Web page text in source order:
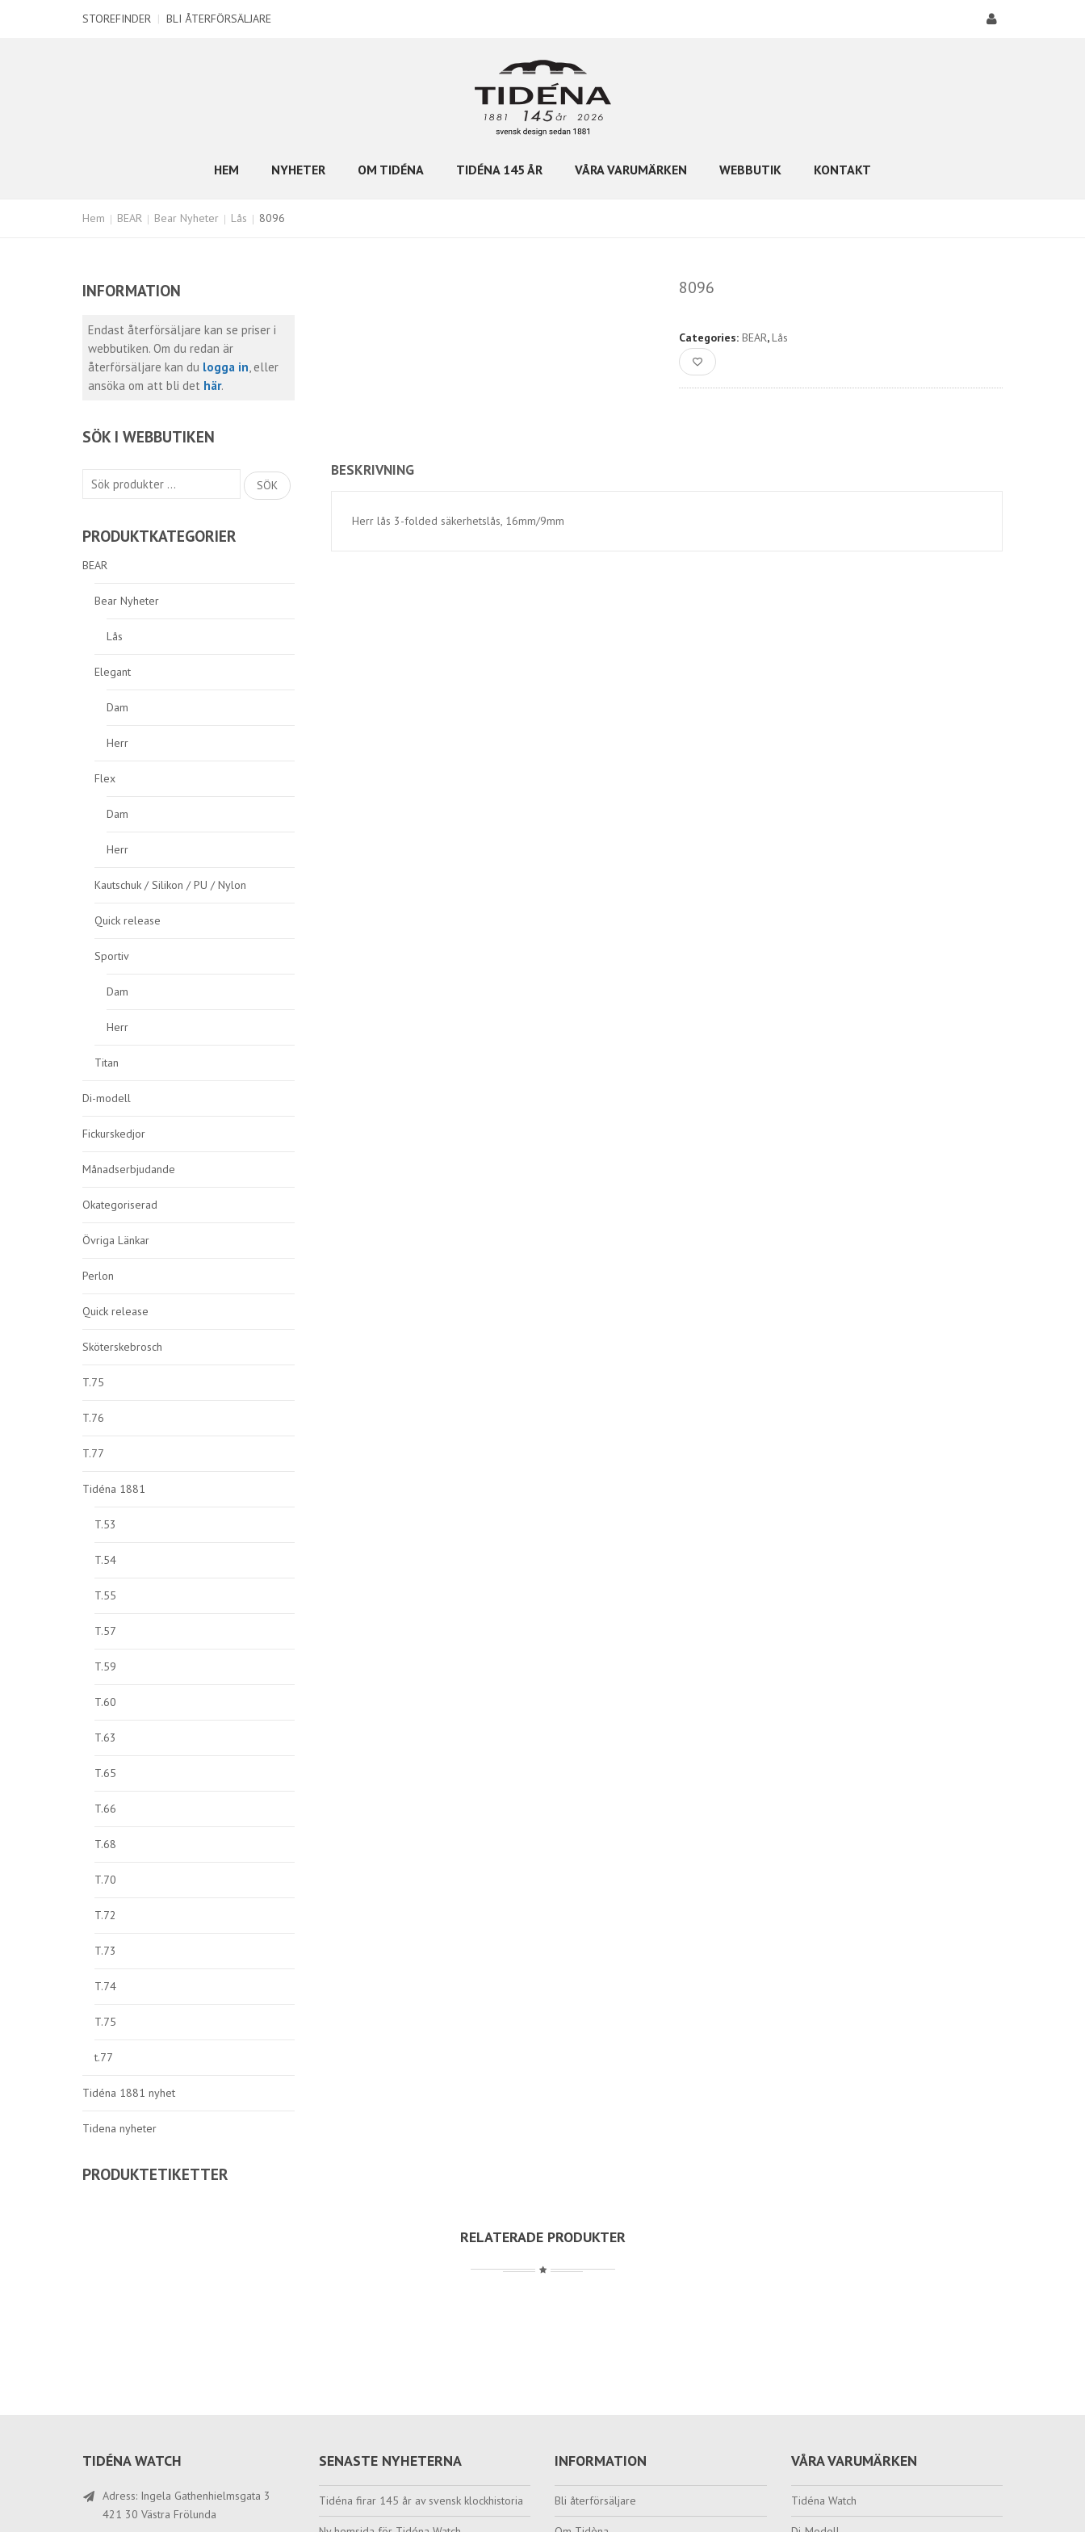
STOREFINDER | BLI ÅTERFÖRSÄLJARE
HEM NYHETER OM TIDÉNA TIDÉNA 145 ÅR VÅRA VARUMÄRKEN WEBBUTIK KONTAKT
Hem BEAR Bear Nyheter Lås 8096
INFORMATION
Endast återförsäljare kan se priser i
webbutiken. Om du redan är
återförsäljare kan du logga in, eller
ansöka om att bli det här.
SÖK I WEBBUTIKEN
Sök
SÖK
PRODUKTKATEGORIER
BEAR
Bear Nyheter
Lås
Elegant
Dam
Herr
Flex
Dam
Herr
Kautschuk / Silikon / PU / Nylon
Quick release
Sportiv
Dam
Herr
Titan
Di-modell
Fickurskedjor
Månadserbjudande
Okategoriserad
Övriga Länkar
Perlon
Quick release
Sköterskebrosch
T.75
T.76
T.77
Tidéna 1881
T.53
T.54
T.55
T.57
T.59
T.60
T.63
T.65
T.66
T.68
T.70
T.72
T.73
T.74
T.75
t.77
Tidéna 1881 nyhet
Tidena nyheter
PRODUKTETIKETTER
8096
Categories: BEAR,Lås
BESKRIVNING
Herr lås 3-folded säkerhetslås, 16mm/9mm
RELATERADE PRODUKTER
TIDÉNA WATCH
Adress: Ingela Gathenhielmsgata 3
421 30 Västra Frölunda
SENASTE NYHETERNA
Tidéna firar 145 år av svensk klockhistoria
INFORMATION
Bli återförsäljare
VÅRA VARUMÄRKEN
Tidéna Watch